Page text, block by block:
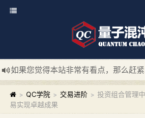
新
> QC学院 > 交易进阶 > 投资组合管理
易实现卓越成果